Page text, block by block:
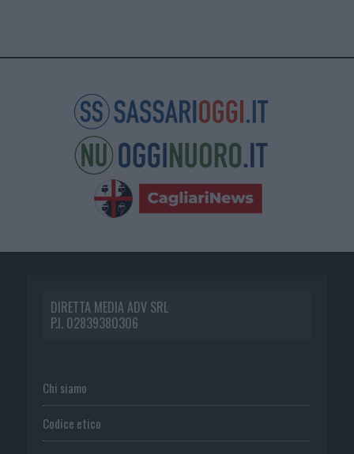
DIRETTA MEDIA ADV SRL
P.I. 02839380306
Chi siamo
Codice etico